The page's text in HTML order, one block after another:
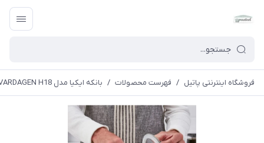
فروشگاه اینترنتی پاتیل / فهرست محصولات / بانکه ایکیا مدل VARDAGEN H18